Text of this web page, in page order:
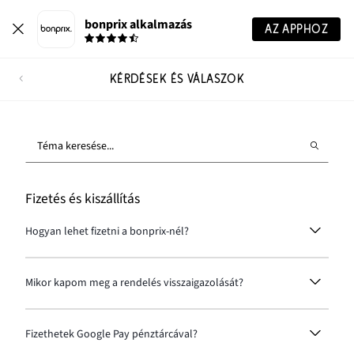
bonprix alkalmazás AZ APPHOZ
KÉRDÉSEK ÉS VÁLASZOK
Téma keresése...
Fizetés és kiszállítás
Hogyan lehet fizetni a bonprix-nél?
A bonprix-nél kétféle módon lehet fizetni:
bankkártyával és utánvétellel. MasterCard és Visa
kártyákat fogadunk el. Az átvételkor történő fizetés
minden kiszállítási mód esetén él.
Mikor kapom meg a rendelés visszaigazolását?
A megrendelés visszaigazolását e-mailben kapja meg
a rendelés online elküldését követően.
Fizethetek Google Pay pénztárcával?